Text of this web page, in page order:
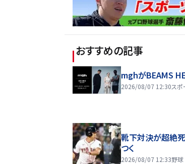
おすすめの記事
mghがBEAMS
2026/08/07 12:30スポ
靴下対決が超絶
つく
2026/08/07 12:33野球